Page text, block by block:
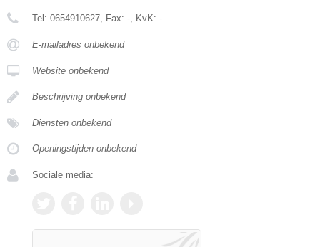
Tel: 0654910627, Fax: -, KvK: -
E-mailadres onbekend
Website onbekend
Beschrijving onbekend
Diensten onbekend
Openingstijden onbekend
Sociale media: